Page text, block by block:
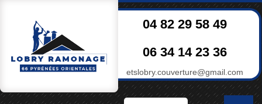
04 82 29 58 49
06 34 14 23 36
etslobry.couverture@gmail.com